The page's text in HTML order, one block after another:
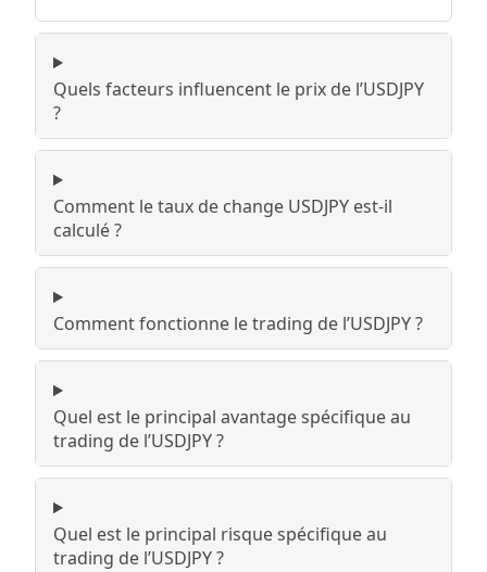
Quels facteurs influencent le prix de l’USDJPY
?
Comment le taux de change USDJPY est-il
calculé ?
Comment fonctionne le trading de l’USDJPY ?
Quel est le principal avantage spécifique au
trading de l’USDJPY ?
Quel est le principal risque spécifique au
trading de l’USDJPY ?